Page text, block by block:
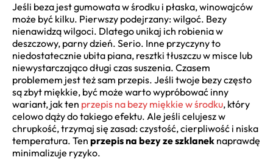
Jeśli beza jest gumowata w środku i płaska, winowajców
może być kilku. Pierwszy podejrzany: wilgoć. Bezy
nienawidzą wilgoci. Dlatego unikaj ich robienia w
deszczowy, parny dzień. Serio. Inne przyczyny to
niedostatecznie ubita piana, resztki tłuszczu w misce lub
niewystarczająco długi czas suszenia. Czasem
problemem jest też sam przepis. Jeśli twoje bezy często
są zbyt miękkie, być może warto wypróbować inny
wariant, jak ten przepis na bezy miękkie w środku, który
celowo dąży do takiego efektu. Ale jeśli celujesz w
chrupkość, trzymaj się zasad: czystość, cierpliwość i niska
temperatura. Ten przepis na bezy ze szklanek naprawdę
minimalizuje ryzyko.